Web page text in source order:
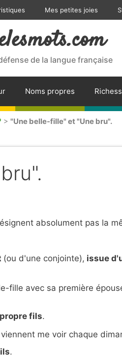
Mes petites joies
de la langue française
Noms propres
> "Une belle-fille" et "Une bru".
absolument pas la
(ou d'une conjointe), issue
fille avec sa première
fils.
me voir chaque
.